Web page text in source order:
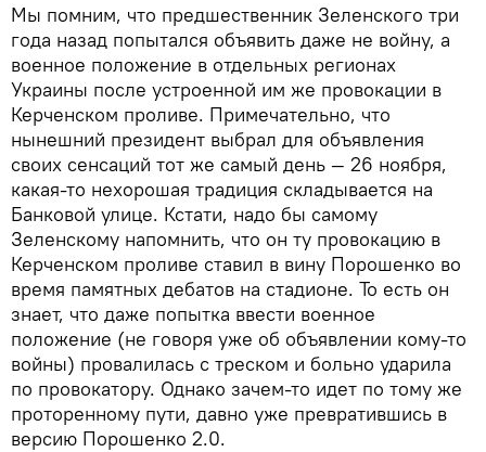
Мы помним, что предшественник Зеленского три
года назад попытался объявить даже не войну, а
военное положение в отдельных регионах
Украины после устроенной им же провокации в
Керченском проливе. Примечательно, что
нынешний президент выбрал для объявления
своих сенсаций тот же самый день — 26 ноября,
какая-то нехорошая традиция складывается на
Банковой улице. Кстати, надо бы самому
Зеленскому напомнить, что он ту провокацию в
Керченском проливе ставил в вину Порошенко во
время памятных дебатов на стадионе. То есть он
знает, что даже попытка ввести военное
положение (не говоря уже об объявлении кому-то
войны) провалилась с треском и больно ударила
по провокатору. Однако зачем-то идет по тому же
проторенному пути, давно уже превратившись в
версию Порошенко 2.0.